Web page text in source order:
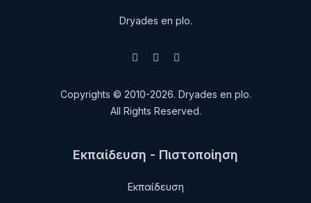
Dryades en plo.
Copyrights © 2010-2026. Dryades en plo.
All Rights Reserved.
Εκπαίδευση - Πιστοποίηση
Εκπαίδευση